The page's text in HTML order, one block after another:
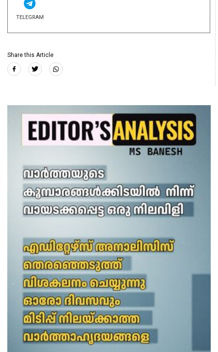
TELEGRAM
Share this Article